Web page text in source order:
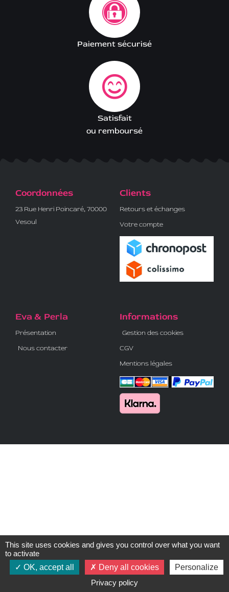
Paiement sécurisé
Satisfait
ou remboursé
Coordonnées
23 Rue Henri Poincaré, 70000
Vesoul
Clients
Retours et échanges
Votre compte
Eva & Perla
Présentation
Nous contacter
Informations
Gestion des cookies
CGV
Mentions légales
This site uses cookies and gives you control over what you want
to activate
OK, accept all
Deny all cookies
Personalize
Privacy policy